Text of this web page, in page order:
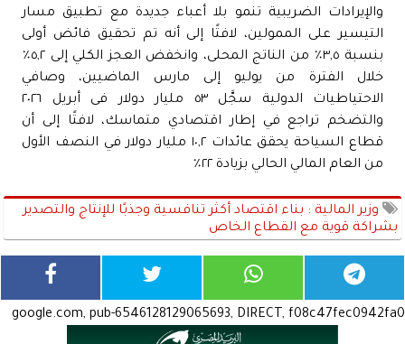
والإيرادات الضريبية تنمو بلا أعباء جديدة مع تطبيق مسار
التيسير على الممولين، لافتًا إلى أنه تم تحقيق فائض أولى
بنسبة ٣,٥٪ من الناتج المحلى، وانخفض العجز الكلي إلى ٥,٢٪
خلال الفترة من يوليو إلى مارس الماضيين، وصافي
الاحتياطيات الدولية سجَّل ٥٣ مليار دولار فى أبريل ٢٠٢٦
والتضخم تراجع في إطار اقتصادي متماسك، لافتًا إلى أن
قطاع السياحة يحقق عائدات ١٠,٢ مليار دولار في النصف الأول
من العام المالي الحالي بزيادة ٢٢٪
وزير المالية : بناء اقتصاد أكثر تنافسية وجذبًا للإنتاج والتصدير
بشراكة قوية مع القطاع الخاص
google.com, pub-6546128129065693, DIRECT, f08c47fec0942fa0